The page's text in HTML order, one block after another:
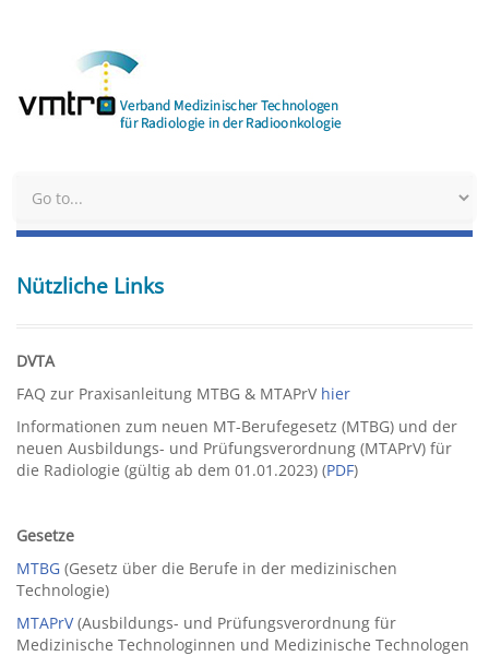
Nützliche Links
DVTA
FAQ zur Praxisanleitung MTBG & MTAPrV hier
Informationen zum neuen MT-Berufegesetz (MTBG) und der
neuen Ausbildungs- und Prüfungsverordnung (MTAPrV) für
die Radiologie (gültig ab dem 01.01.2023) (PDF)
Gesetze
MTBG (Gesetz über die Berufe in der medizinischen
Technologie)
MTAPrV(Ausbildungs- und Prüfungsverordnung für
Medizinische Technologinnen und Medizinische Technologen